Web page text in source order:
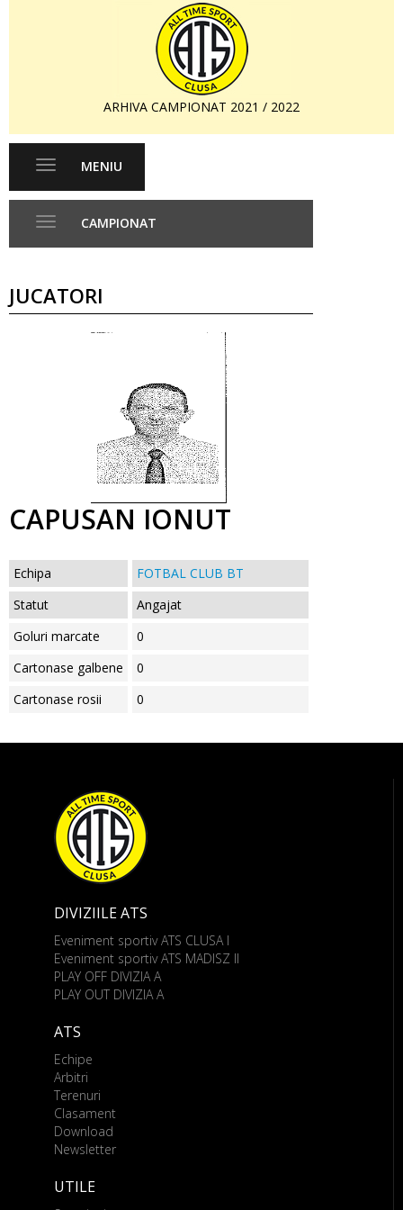
ARHIVA CAMPIONAT 2021 / 2022
Toggle
MENIU
CAMPIONAT
JUCATORI
CAPUSAN IONUT
Echipa
FOTBAL CLUB BT
Statut
Angajat
Goluri marcate
0
Cartonase galbene
0
Cartonase rosii
0
DIVIZIILE ATS
Eveniment sportiv ATS CLUSA I
Eveniment sportiv ATS MADISZ II
PLAY OFF DIVIZIA A
PLAY OUT DIVIZIA A
ATS
Echipe
Arbitri
Terenuri
Clasament
Download
Newsletter
UTILE